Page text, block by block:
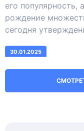
его популярность,
рождение
сегодня
30.01.2025